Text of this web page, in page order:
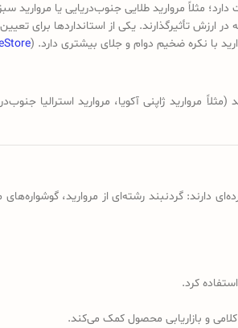
تأثیرگذارند. یکی از استانداردها برای
با نکره ضخیم دوام و جلای بیشتری دارد. (
مروارید ژاپنی آکویا، مروارید استرالیا
دارند: گردنبند رشته‌ای از مروارید،
کرد.
و بازاریابی محصول کمک می‌کند.